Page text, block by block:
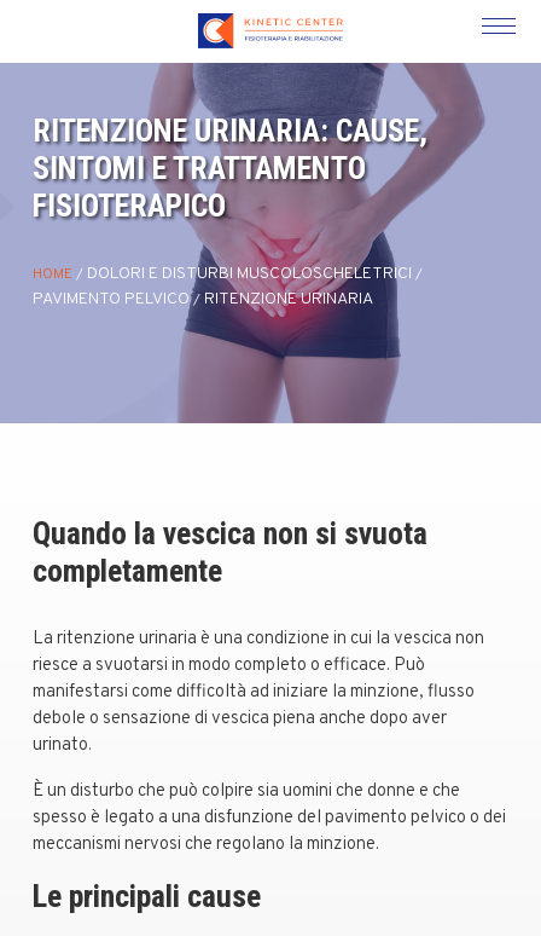
RITENZIONE URINARIA: CAUSE,
SINTOMI E TRATTAMENTO
FISIOTERAPICO
HOME / DOLORI E DISTURBI MUSCOLOSCHELETRICI /
PAVIMENTO PELVICO/ RITENZIONE URINARIA
Quando la vescica non si svuota
completamente
La ritenzione urinaria è una condizione in cui la vescica non
riesce a svuotarsi in modo completo o efficace. Può
manifestarsi come difficoltà ad iniziare la minzione, flusso
debole o sensazione di vescica piena anche dopo aver
urinato.
È un disturbo che può colpire sia uomini che donne e che
spesso è legato a una disfunzione del pavimento pelvico o dei
meccanismi nervosi che regolano la minzione.
Le principali cause